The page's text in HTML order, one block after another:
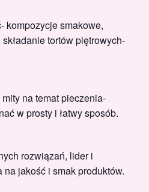
kompozycje smakowe,
tortów piętrowych-
na temat pieczenia-
w prosty i łatwy sposób.
rozwiązań, lider i
na jakość i smak produktów.